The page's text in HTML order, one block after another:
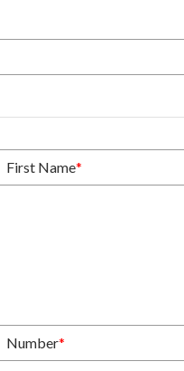
First Name*
Number*